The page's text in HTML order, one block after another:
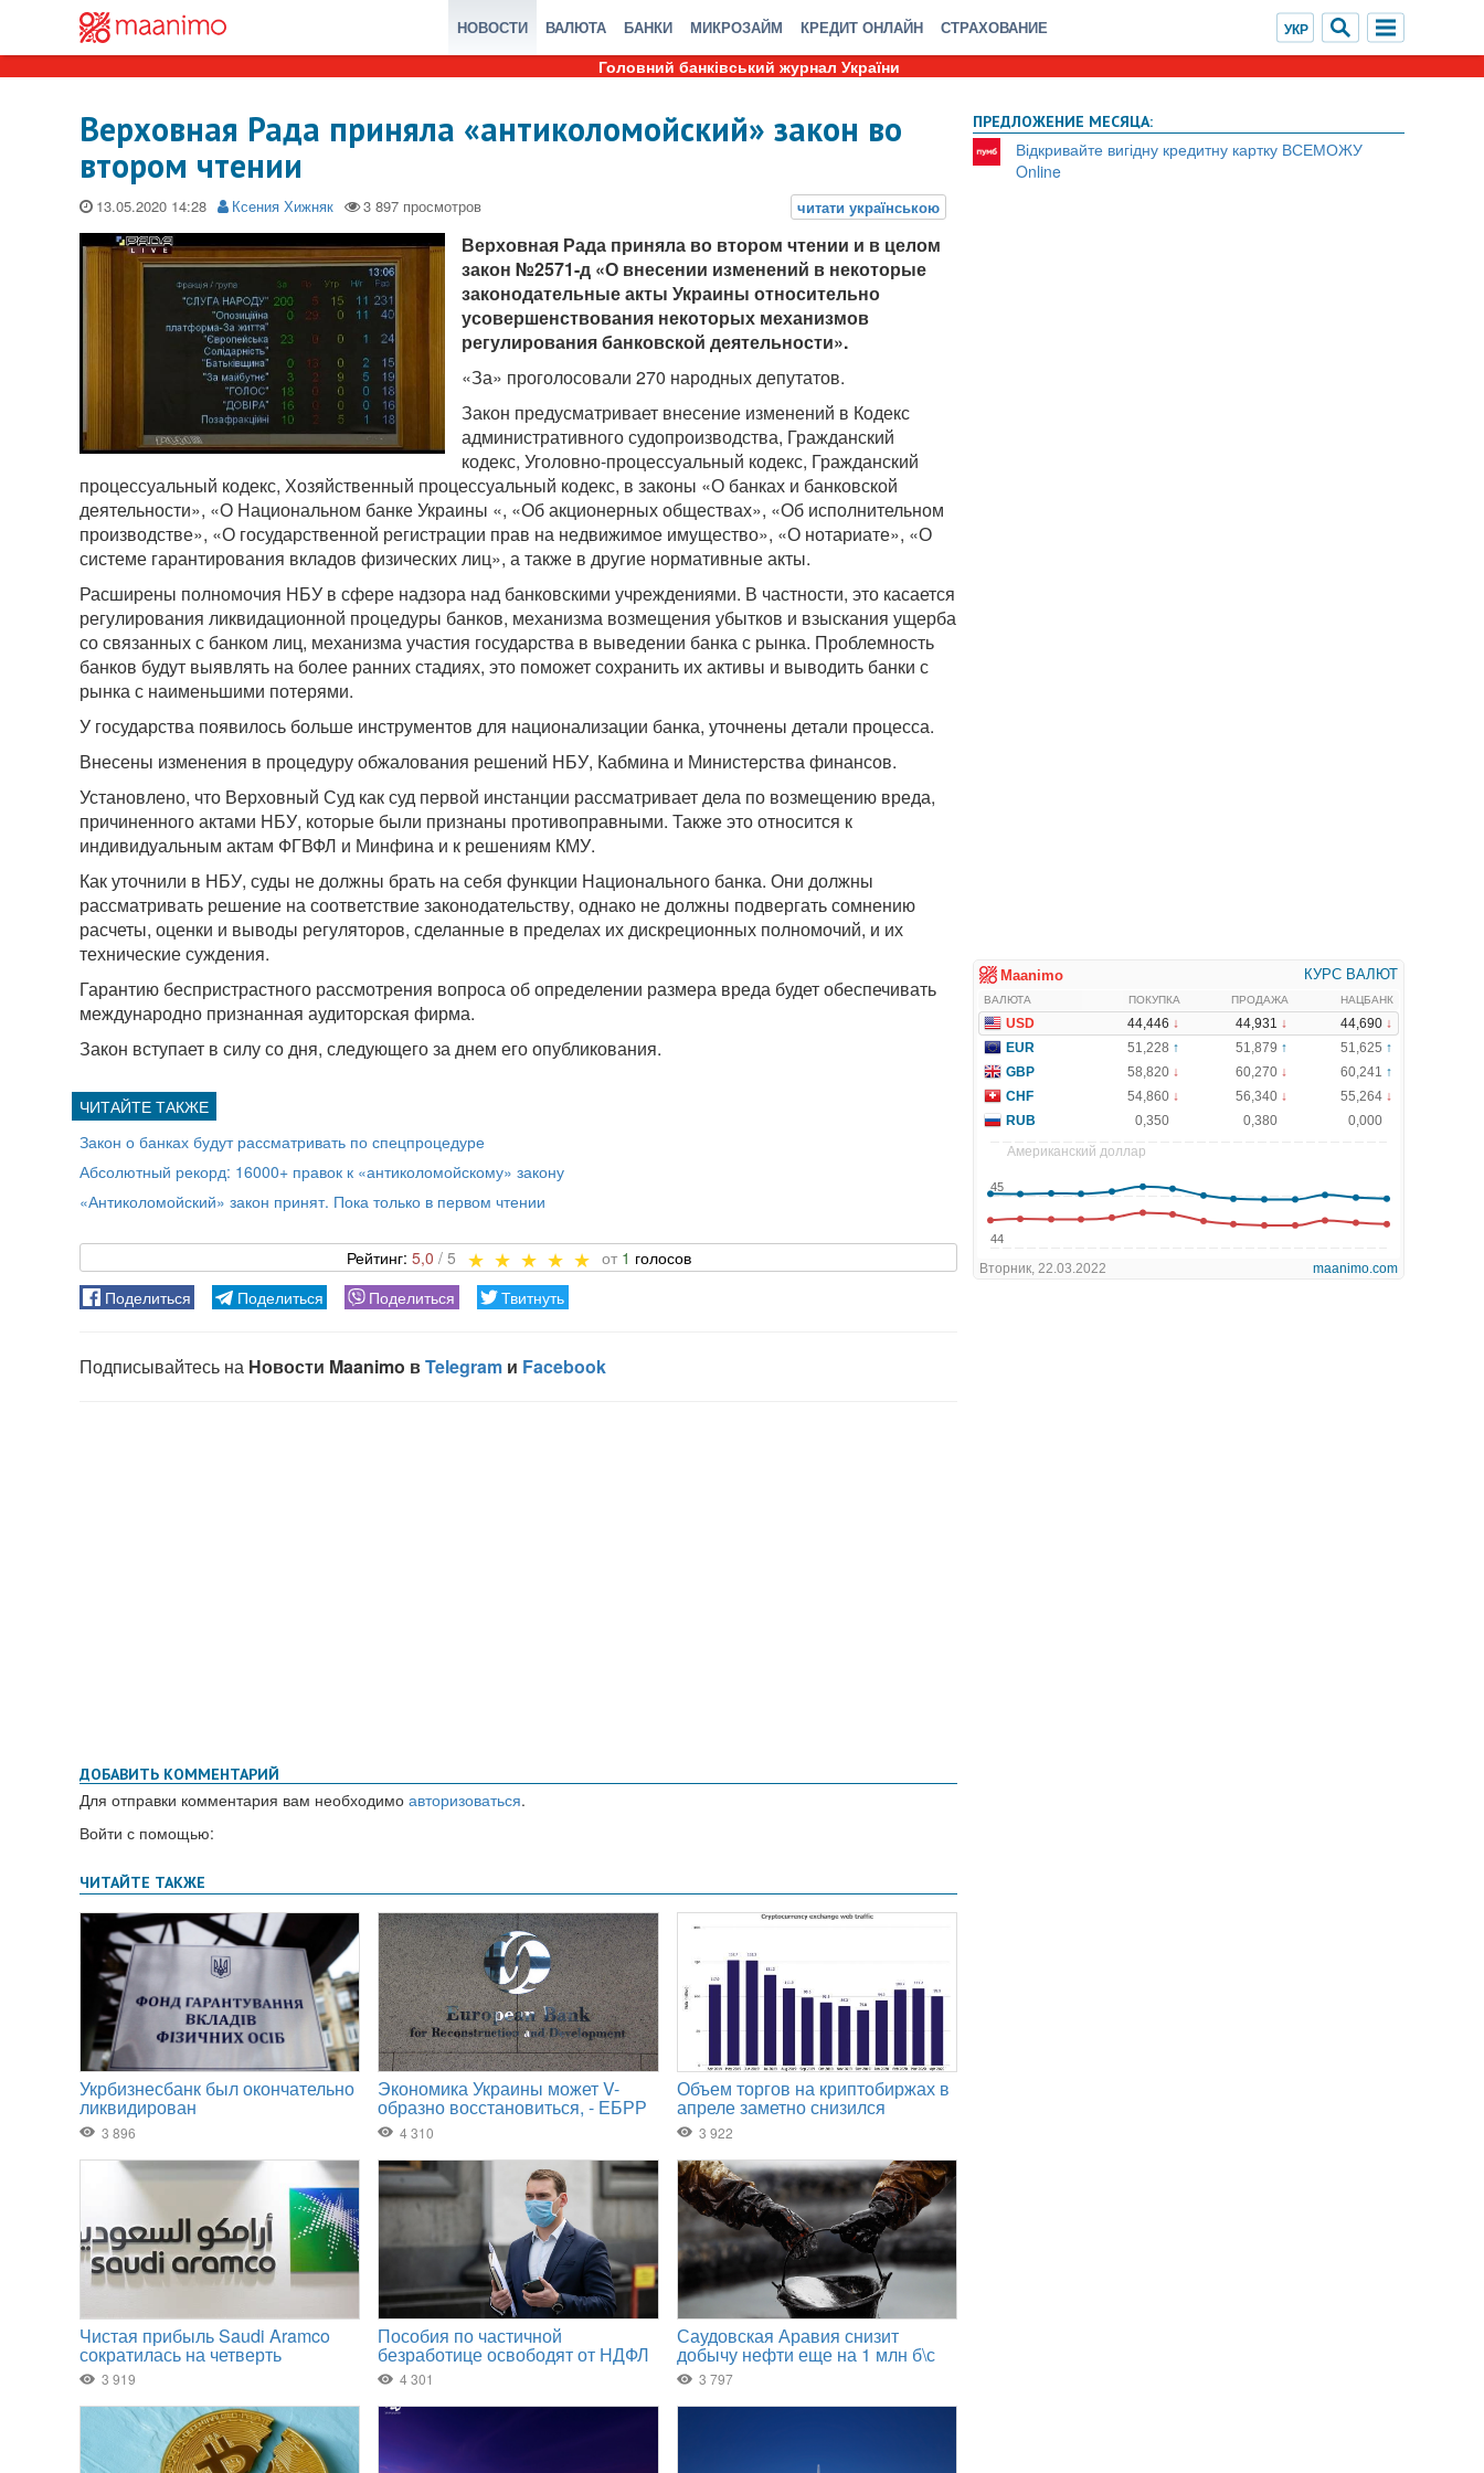
НОВОСТИ ВАЛЮТА БАНКИ МИКРОЗАЙМ КРЕДИТ ОНЛАЙН СТРАХОВАНИЕ
Головний банківський журнал України
Верховная Рада приняла «антиколомойский» закон во
втором чтении
13.05.2020 Ксения Хижняк
Верховная Рада приняла во втором чтении и в целом
закон №2571-д «О внесении изменений в некоторые
законодательные акты Украины относительно
усовершенствования некоторых механизмов
регулирования банковской деятельности».
«За» проголосовали 270 народных депутатов.
Закон предусматривает внесение изменений в Кодекс
административного судопроизводства, Гражданский
кодекс, Уголовно-процессуальный кодекс, Гражданский
процессуальный кодекс, Хозяйственный процессуальный кодекс, в законы «О банках и банковской
деятельности», «О Национальном банке Украины «, «Об акционерных обществах», «Об исполнительном
производстве», «О государственной регистрации прав на недвижимое имущество», «О нотариате», «О
системе гарантирования вкладов физических лиц», а также в другие нормативные акты.
Расширены полномочия НБУ в сфере надзора над банковскими учреждениями. В частности, это касается
регулирования ликвидационной процедуры банков, механизма возмещения убытков и взыскания ущерба
со связанных с банком лиц, механизма участия государства в выведении банка с рынка. Проблемность
банков будут выявлять на более ранних стадиях, это поможет сохранить их активы и выводить банки с
рынка с наименьшими потерями.
У государства появилось больше инструментов для национализации банка, уточнены детали процесса.
Внесены изменения в процедуру обжалования решений НБУ, Кабмина и Министерства финансов.
Установлено, что Верховный Суд как суд первой инстанции рассматривает дела по возмещению вреда,
причиненного актами НБУ, которые были признаны противоправными. Также это относится к
индивидуальным актам ФГВФЛ и Минфина и к решениям КМУ.
Как уточнили в НБУ, суды не должны брать на себя функции Национального банка. Они должны
рассматривать решение на соответствие законодательству, однако не должны подвергать сомнению
расчеты, оценки и выводы регуляторов, сделанные в пределах их дискреционных полномочий, и их
технические суждения.
Гарантию беспристрастного рассмотрения вопроса об определении размера вреда будет обеспечивать
международно признанная аудиторская фирма.
Закон вступает в силу со дня, следующего за днем ​​его опубликования.
Закон о банках будут рассматривать по спецпроцедуре
Абсолютный рекорд: 16000+ правок к «антиколомойскому» закону
«Антиколомойский» закон принят. Пока только в первом чтении
5,0 1
ДОБАВИТЬ КОММЕНТАРИЙ
Для отправки комментария вам необходимо авторизоваться.
Войти с помощью:
ПРЕДЛОЖЕНИЕ МЕСЯЦА:
Відкривайте вигідну кредитну картку ВСЕМОЖУ
Online